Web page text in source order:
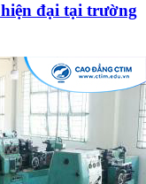
đại tại trường